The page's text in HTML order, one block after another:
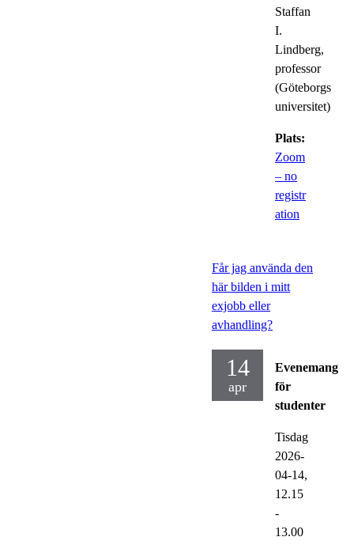
Staffan
I.
Lindberg,
professor
(Göteborgs
universitet)
Plats:
Zoom
– no
registr
ation
Får jag använda den
här bilden i mitt
exjobb eller
avhandling?
14
apr
Evenemang
för
studenter
Tisdag
2026-
04-14,
12.15
-
13.00